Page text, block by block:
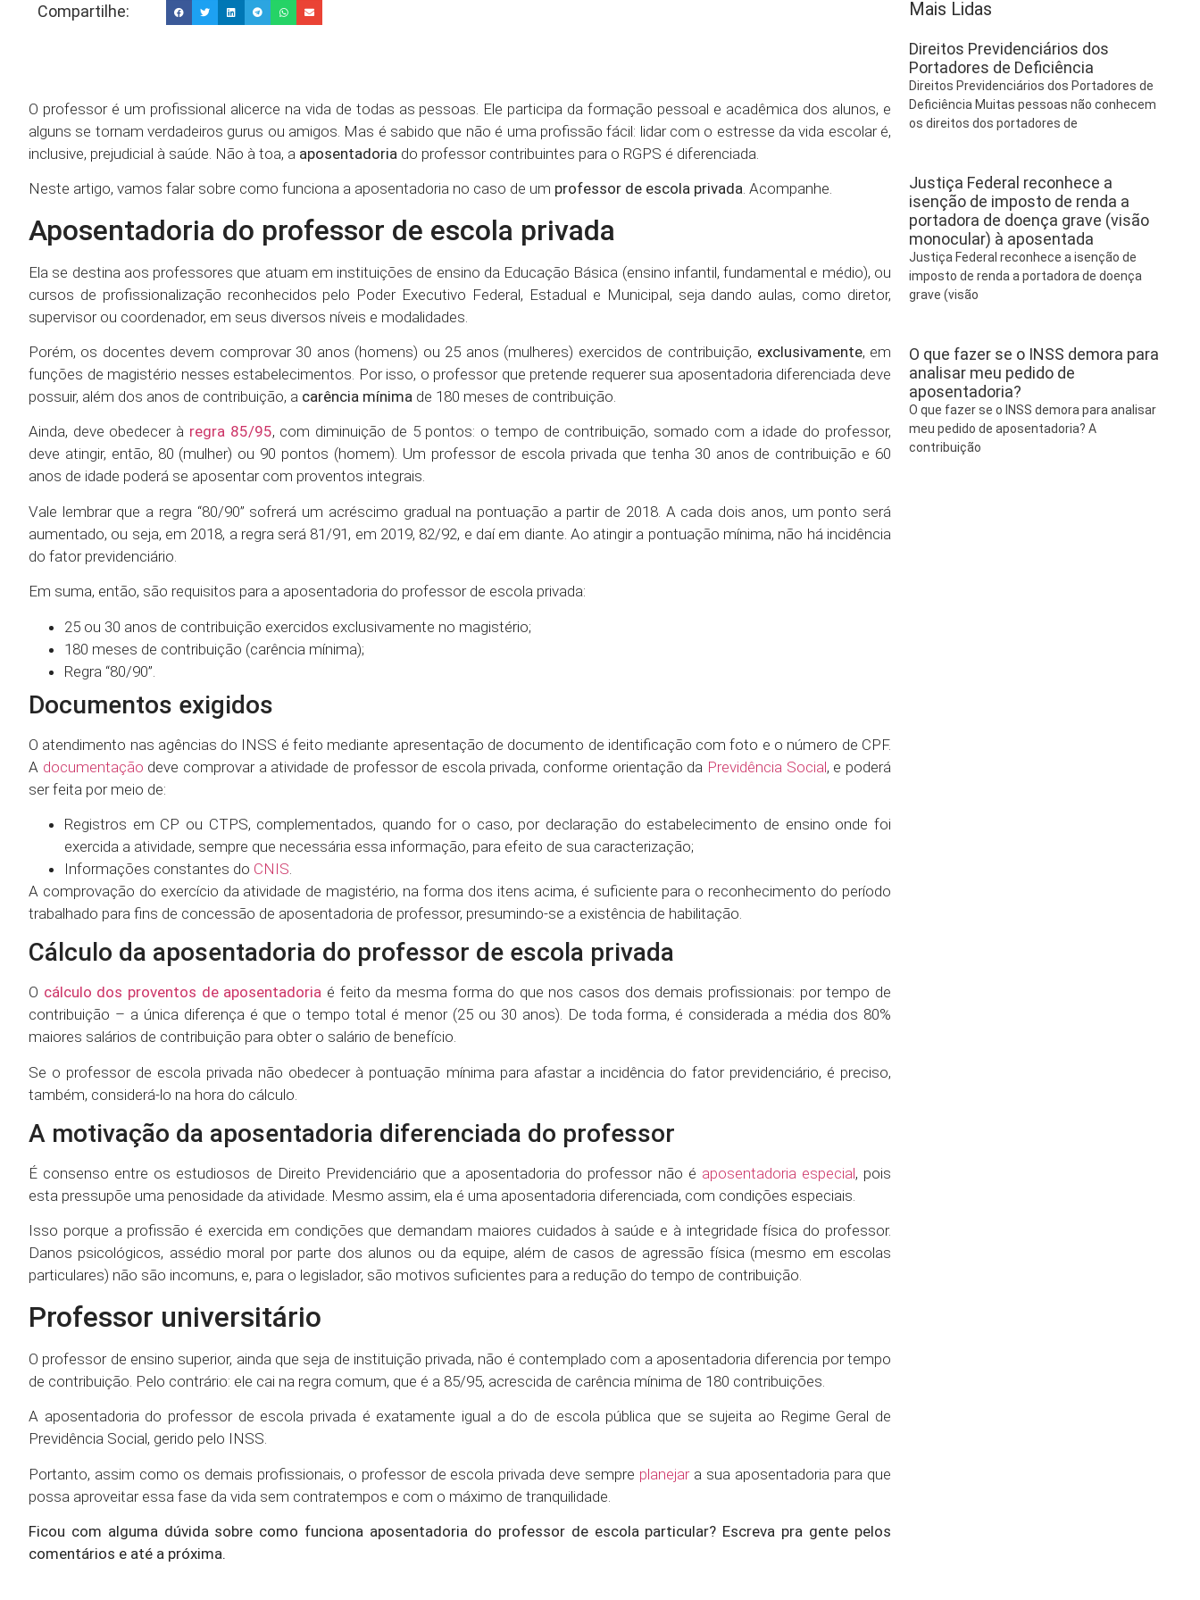
Compartilhe:
O professor é um profissional alicerce na vida de todas as pessoas. Ele participa da formação pessoal e acadêmica dos alunos, e
alguns se tornam verdadeiros gurus ou amigos. Mas é sabido que não é uma profissão fácil: lidar com o estresse da vida escolar é,
inclusive, prejudicial à saúde. Não à toa, a aposentadoria do professor contribuintes para o RGPS é diferenciada.
Neste artigo, vamos falar sobre como funciona a aposentadoria no caso de um professor de escola privada. Acompanhe.
Aposentadoria do professor de escola privada
Ela se destina aos professores que atuam em instituições de ensino da Educação Básica (ensino infantil, fundamental e médio), ou
cursos de profissionalização reconhecidos pelo Poder Executivo Federal, Estadual e Municipal, seja dando aulas, como diretor,
supervisor ou coordenador, em seus diversos níveis e modalidades.
Porém, os docentes devem comprovar 30 anos (homens) ou 25 anos (mulheres) exercidos de contribuição, exclusivamente, em
funções de magistério nesses estabelecimentos. Por isso, o professor que pretende requerer sua aposentadoria diferenciada deve
possuir, além dos anos de contribuição, a carência mínima de 180 meses de contribuição.
Ainda, deve obedecer à regra 85/95, com diminuição de 5 pontos: o tempo de contribuição, somado com a idade do professor,
deve atingir, então, 80 (mulher) ou 90 pontos (homem). Um professor de escola privada que tenha 30 anos de contribuição e 60
anos de idade poderá se aposentar com proventos integrais.
Vale lembrar que a regra “80/90” sofrerá um acréscimo gradual na pontuação a partir de 2018. A cada dois anos, um ponto será
aumentado, ou seja, em 2018, a regra será 81/91, em 2019, 82/92, e daí em diante. Ao atingir a pontuação mínima, não há incidência
do fator previdenciário.
Em suma, então, são requisitos para a aposentadoria do professor de escola privada:
25 ou 30 anos de contribuição exercidos exclusivamente no magistério;
180 meses de contribuição (carência mínima);
Regra “80/90”.
Documentos exigidos
O atendimento nas agências do INSS é feito mediante apresentação de documento de identificação com foto e o número de CPF.
A documentação deve comprovar a atividade de professor de escola privada, conforme orientação da Previdência Social, e poderá
ser feita por meio de:
Registros em CP ou CTPS, complementados, quando for o caso, por declaração do estabelecimento de ensino onde foi
exercida a atividade, sempre que necessária essa informação, para efeito de sua caracterização;
Informações constantes do CNIS
A comprovação do exercício da atividade de magistério, na forma dos itens acima, é suficiente para o reconhecimento do período
trabalhado para fins de concessão de aposentadoria de professor, presumindo-se a existência de habilitação.
Cálculo da aposentadoria do professor de escola privada
O cálculo dos proventos de aposentadoria é feito da mesma forma do que nos casos dos demais profissionais: por tempo de
contribuição – a única diferença é que o tempo total é menor (25 ou 30 anos). De toda forma, é considerada a média dos 80%
maiores salários de contribuição para obter o salário de benefício.
Se o professor de escola privada não obedecer à pontuação mínima para afastar a incidência do fator previdenciário, é preciso,
também, considerá-lo na hora do cálculo.
A motivação da aposentadoria diferenciada do professor
É consenso entre os estudiosos de Direito Previdenciário que a aposentadoria do professor não é aposentadoria especial, pois
esta pressupõe uma penosidade da atividade. Mesmo assim, ela é uma aposentadoria diferenciada, com condições especiais.
Isso porque a profissão é exercida em condições que demandam maiores cuidados à saúde e à integridade física do professor.
Danos psicológicos, assédio moral por parte dos alunos ou da equipe, além de casos de agressão física (mesmo em escolas
particulares) não são incomuns, e, para o legislador, são motivos suficientes para a redução do tempo de contribuição.
Professor universitário
O professor de ensino superior, ainda que seja de instituição privada, não é contemplado com a aposentadoria diferencia por tempo
de contribuição. Pelo contrário: ele cai na regra comum, que é a 85/95, acrescida de carência mínima de 180 contribuições.
A aposentadoria do professor de escola privada é exatamente igual a do de escola pública que se sujeita ao Regime Geral de
Previdência Social, gerido pelo INSS.
Portanto, assim como os demais profissionais, o professor de escola privada deve sempre planejara sua aposentadoria para que
possa aproveitar essa fase da vida sem contratempos e com o máximo de tranquilidade.
Ficou com alguma dúvida sobre como funciona aposentadoria do professor de escola particular? Escreva pra gente pelos
comentários e até a próxima.
Mais Lidas
Direitos Previdenciários dos
Portadores de Deficiência
Direitos Previdenciários dos Portadores de
Deficiência Muitas pessoas não conhecem
os direitos dos portadores de
Justiça Federal reconhece a
isenção de imposto de renda a
portadora de doença grave (visão
monocular) à aposentada
Justiça Federal reconhece a isenção de
imposto de renda a portadora de doença
grave (visão
O que fazer se o INSS demora para
analisar meu pedido de
aposentadoria?
O que fazer se o INSS demora para analisar
meu pedido de aposentadoria? A
contribuição